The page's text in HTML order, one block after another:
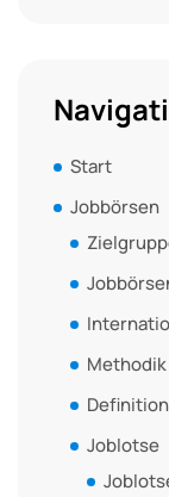
Start
Jobbörsen
Joblotse